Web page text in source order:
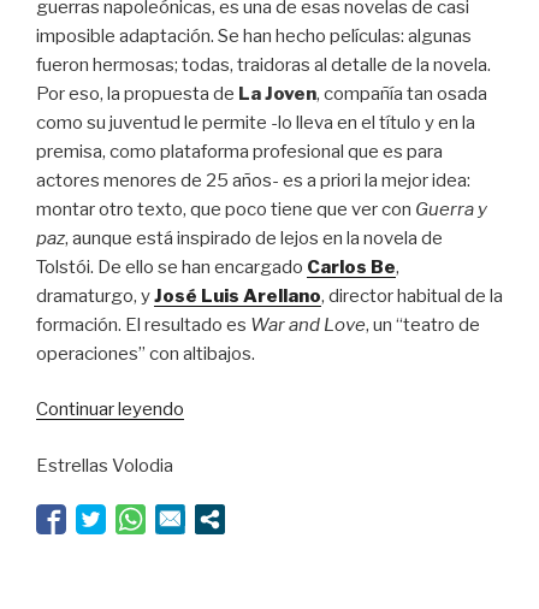
guerras napoleónicas, es una de esas novelas de casi
imposible adaptación. Se han hecho películas: algunas
fueron hermosas; todas, traidoras al detalle de la novela.
Por eso, la propuesta de La Joven, compañía tan osada
como su juventud le permite -lo lleva en el título y en la
premisa, como plataforma profesional que es para
actores menores de 25 años- es a priori la mejor idea:
montar otro texto, que poco tiene que ver con Guerra y
paz, aunque está inspirado de lejos en la novela de
Tolstói. De ello se han encargado Carlos Be,
dramaturgo, yJosé Luis Arellano, director habitual de la
formación. El resultado es War and Love, un “teatro de
operaciones” con altibajos.
Continuar leyendo
de
Estrellas Volodia